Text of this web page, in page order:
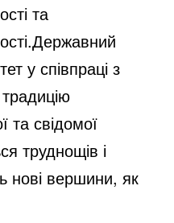
та
у співпраці з
та свідомої
труднощів і
нові вершини, як